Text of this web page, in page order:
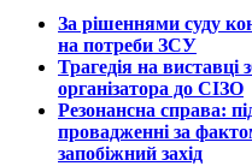
​За рішеннями суду
на потреби ЗСУ
​Трагедія на виставці
організатора до СІЗО
​Резонансна справа:
провадженні за
запобіжний захід